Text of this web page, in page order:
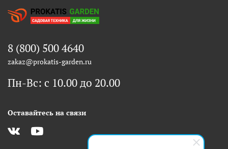
8 (800) 500 4640
zakaz@prokatis-garden.ru
Пн-Вс: с 10.00 до 20.00
Оставайтесь на связи